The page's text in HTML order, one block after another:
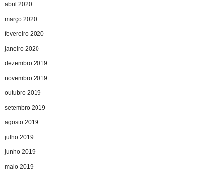
abril 2020
março 2020
fevereiro 2020
janeiro 2020
dezembro 2019
novembro 2019
outubro 2019
setembro 2019
agosto 2019
julho 2019
junho 2019
maio 2019